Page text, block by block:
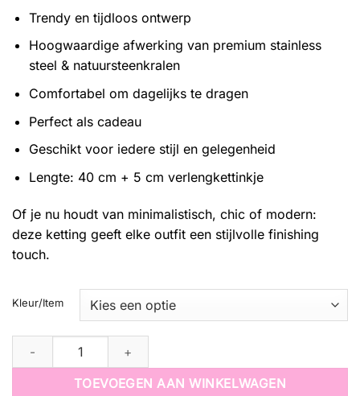
Trendy en tijdloos ontwerp
Hoogwaardige afwerking van premium stainless
steel & natuursteenkralen
Comfortabel om dagelijks te dragen
Perfect als cadeau
Geschikt voor iedere stijl en gelegenheid
Lengte: 40 cm + 5 cm verlengkettinkje
Of je nu houdt van minimalistisch, chic of modern:
deze ketting geeft elke outfit een stijlvolle finishing
touch.
Kleur/Item
TOEVOEGEN AAN WINKELWAGEN